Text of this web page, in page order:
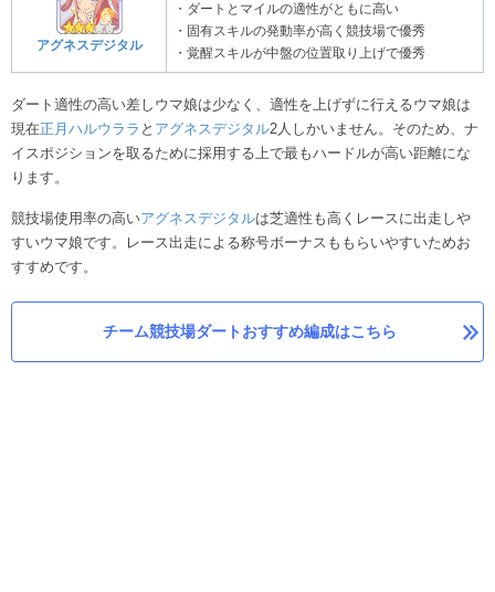
アグネスデジタル
・ダートとマイルの適性がともに高い
・固有スキルの発動率が高く競技場で優秀
・覚醒スキルが中盤の位置取り上げで優秀
ダート適性の高い差しウマ娘は少なく、適性を上げずに行えるウマ娘は
現在正月ハルウララ と アグネスデジタル2人しかいません。そのため、ナ
イスポジションを取るために採用する上で最もハードルが高い距離にな
ります。
競技場使用率の高いアグネスデジタルは芝適性も高くレースに出走しや
すいウマ娘です。レース出走による称号ボーナスももらいやすいためお
すすめです。
チーム競技場ダートおすすめ編成はこちら